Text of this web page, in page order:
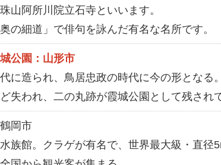
山阿所川院立石寺といいます。
の細道」で俳句を詠んだ有名な名所です。
公園：山形市
に造られ、鳥居忠政の時代に今の形となる。
失われ、二の丸跡が霞城公園として残され
岡市
族館。クラゲが有名で、世界最大級・直径